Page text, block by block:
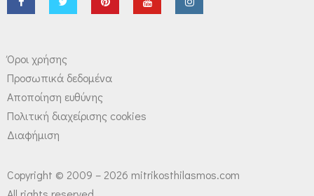
Όροι χρήσης
Προσωπικά δεδομένα
Αποποίηση ευθύνης
Πολιτική διαχείρισης cookies
Διαφήμιση
Copyright © 2009 – 2026 mitrikosthilasmos.com